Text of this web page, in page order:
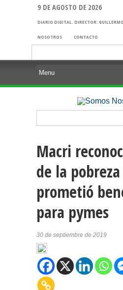
9 DE AGOSTO DE 2026
DIARIO DIGITAL. DIRECTOR:
NOSOTROS CONTACTO
Macri
de la
prometió
para pymes
30 de septiembre de 2019